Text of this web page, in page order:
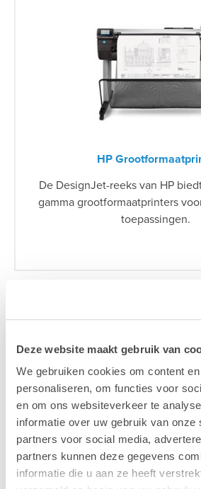
Deze website maakt gebruik van
We gebruiken cookies om content
personaliseren, om functies voor
en om ons websiteverkeer te
informatie over uw gebruik van onze
partners voor social media,
partners kunnen deze gegevens
informatie die u aan ze heeft
HP
De DesignJet-reeks van HP
gamma grootformaatprinters
toepassingen.
Vraag een offerte
Wist je dat je bij onze
Supplies ook